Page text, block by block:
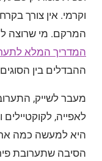
וקרמי. אין צורך
המרקם. מי שרוצה
המדריך המלא
ההבדלים בין
מעבר לשייק,
לאפייה,
היא למעשה כמה
הסיבה שתערובת